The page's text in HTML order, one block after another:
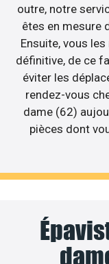
outre, notre
êtes en mesure
Ensuite, vous
définitive, de ce
éviter les
rendez-vous
dame (62)
pièces dont